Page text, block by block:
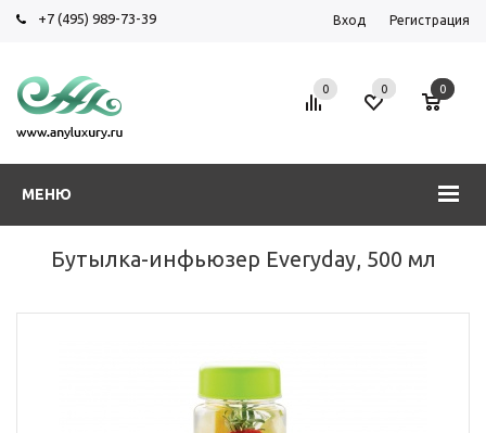
+7 (495) 989-73-39 Вход Регистрация
МЕНЮ
0 0 0
Бутылка-инфьюзер Everyday, 500 мл